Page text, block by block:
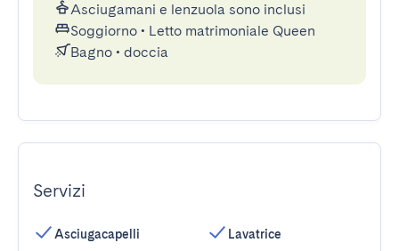
Asciugamani e lenzuola sono inclusi
Soggiorno • Letto matrimoniale Queen
Bagno • doccia
Servizi
Asciugacapelli
Lavatrice